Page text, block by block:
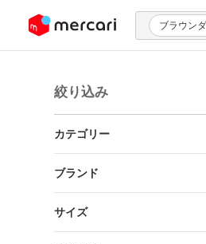
ツにスキップ ブラウン
絞り込み
カテゴリー
ブランド
サイズ